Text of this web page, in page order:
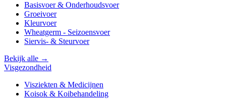
Basisvoer & Onderhoudsvoer
Groeivoer
Kleurvoer
Wheatgerm - Seizoensvoer
Siervis- & Steurvoer
Bekijk alle →
Visgezondheid
Visziekten & Medicijnen
Koisok & Koibehandeling